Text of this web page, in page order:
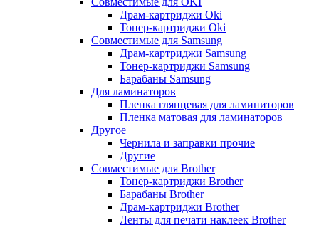
Драм-картриджи Oki
Тонер-картриджи Oki
Совместимые для Samsung
Драм-картриджи Samsung
Тонер-картриджи Samsung
Барабаны Samsung
Для ламинаторов
Пленка глянцевая для ламиниторов
Пленка матовая для ламинаторов
Другое
Чернила и заправки прочие
Другие
Совместимые для Brother
Тонер-картриджи Brother
Барабаны Brother
Драм-картриджи Brother
Ленты для печати наклеек Brother